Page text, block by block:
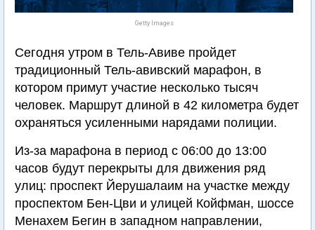
Getty Images
Сегодня утром в Тель-Авиве пройдет
традиционный Тель-авивский марафон, в
котором примут участие несколько тысяч
человек. Маршрут длиной в 42 километра будет
охраняться усиленными нарядами полиции.
Из-за марафона в период с 06:00 до 13:00
часов будут перекрыты для движения ряд
улиц: проспект Йерушалаим на участке между
проспектом Бен-Цви и улицей Койфман, шоссе
Менахем Бегин в западном направлении,